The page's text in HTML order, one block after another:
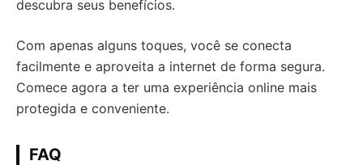
descubra seus benefícios.
Com apenas alguns toques, você se conecta
facilmente e aproveita a internet de forma segura.
Comece agora a ter uma experiência online mais
protegida e conveniente.
FAQ